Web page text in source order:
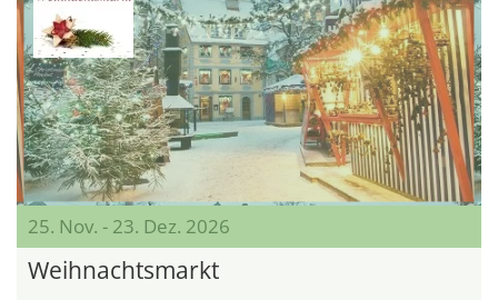
25. Nov. - 23. Dez. 2026
Weihnachtsmarkt